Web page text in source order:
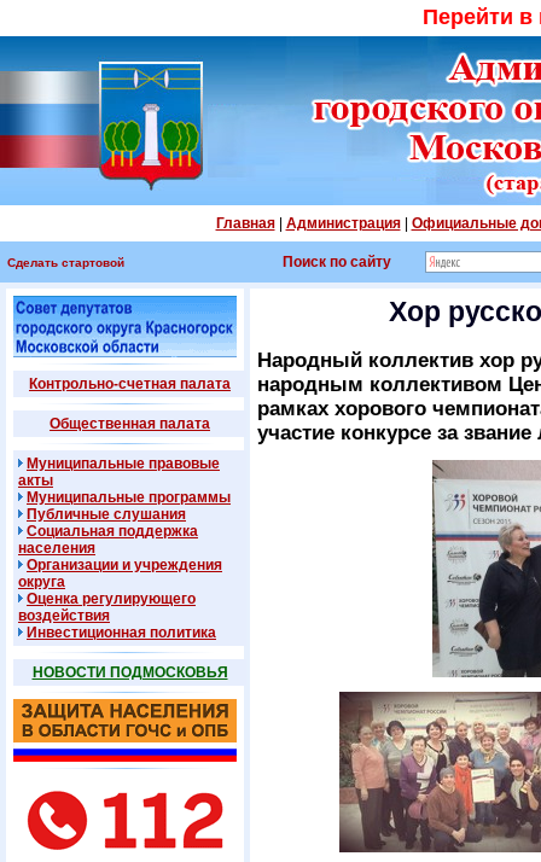
Перейти
Главная| Администрация| Официальные
Сделать стартовой Поиск по сайту
Контрольно-счетная палата
Общественная палата
Муниципальные правовые
акты
Муниципальные программы
Публичные слушания
Социальная поддержка
населения
Организации и учреждения
округа
Оценка регулирующего
воздействия
Инвестиционная политика
НОВОСТИ ПОДМОСКОВЬЯ
Хор
Народный коллектив хор
народным коллективом
рамках хорового
участие конкурсе за